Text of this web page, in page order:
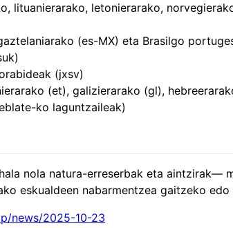
lituanierarako, letonierarako,
(es-MX) eta Brasilgo
(jxsv)
(et), galizierarako (gl),
ko laguntzaileak)
nola natura-erreserbak eta aintzirak—
eskualdeen nabarmentzea gaitzeko
news/2025-10-23